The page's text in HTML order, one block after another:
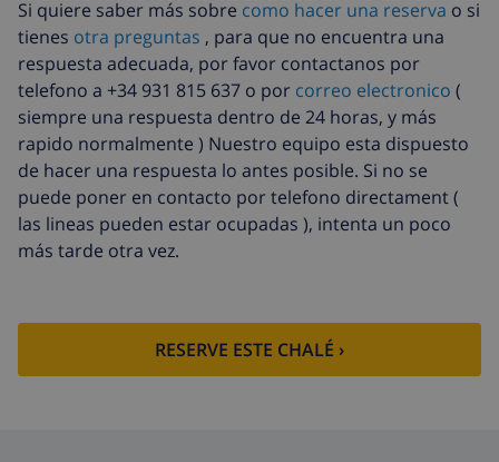
Agua
incluido
Electricidad
incluido
Gas
incluido
Sábanas
extra
17,59 US$ por persona , a pagar a la
llegada
Toallas extra
8,80 US$ por persona , a pagar a la
llegada
Salida tardía
113,75 US$
extra
(52,77 US$/HOUR)
4.80% del importe total
Si quiere saber más sobre como hacer una reserva o si
tienes otra preguntas , para que no encuentra una
respuesta adecuada, por favor contactanos por
telefono a +34 931 815 637 o por correo electronico (
siempre una respuesta dentro de 24 horas, y más
rapido normalmente ) Nuestro equipo esta dispuesto
de hacer una respuesta lo antes posible. Si no se
puede poner en contacto por telefono directament (
las lineas pueden estar ocupadas ), intenta un poco
más tarde otra vez.
RESERVE ESTE CHALÉ ›